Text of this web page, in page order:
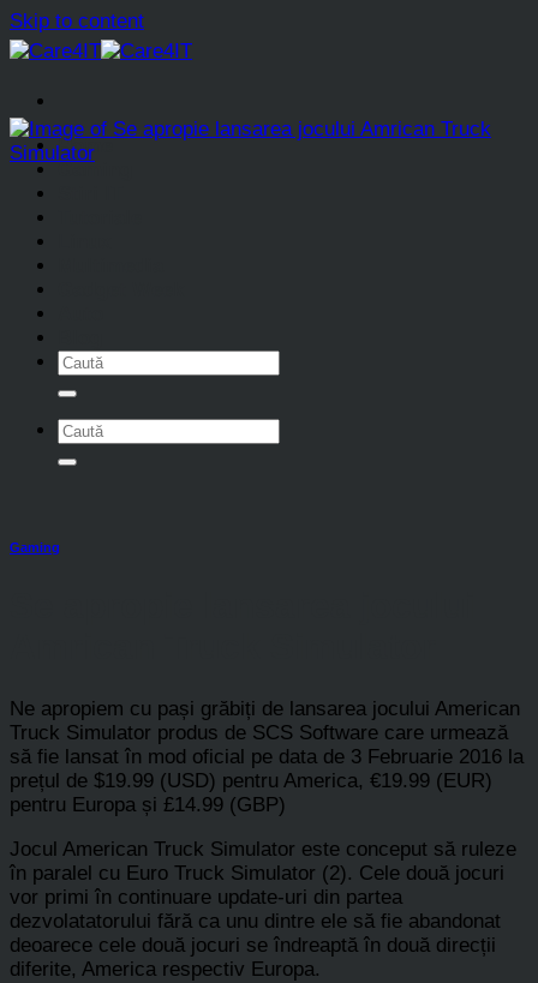
Skip to content
Home
Gaming
Gaming
Ne apropiem cu pași grăbiți de lansarea jocului American
Truck Simulator produs de SCS Software care urmează
să fie lansat în mod oficial pe data de 3 Februarie 2016 la
prețul de $19.99 (USD) pentru America, €19.99 (EUR)
pentru Europa și £14.99 (GBP)
Jocul American Truck Simulator este conceput să ruleze
în paralel cu Euro Truck Simulator (2). Cele două jocuri
vor primi în continuare update-uri din partea
dezvolatatorului fără ca unu dintre ele să fie abandonat
deoarece cele două jocuri se îndreaptă în două direcții
diferite, America respectiv Europa.